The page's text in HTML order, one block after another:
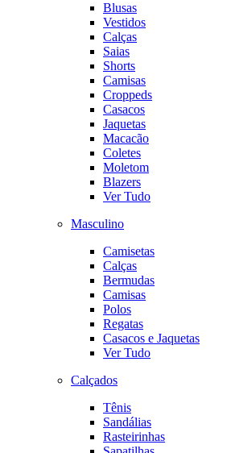
Blusas
Vestidos
Calças
Saias
Shorts
Camisas
Croppeds
Casacos
Jaquetas
Macacão
Coletes
Moletom
Blazers
Ver Tudo
Masculino
Camisetas
Calças
Bermudas
Camisas
Polos
Regatas
Casacos e Jaquetas
Ver Tudo
Calçados
Tênis
Sandálias
Rasteirinhas